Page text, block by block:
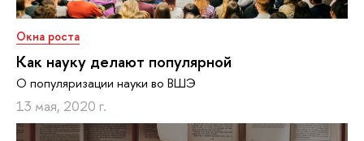
Окна роста
Как науку делают популярной
О популяризации науки во ВШЭ
13 мая, 2020 г.